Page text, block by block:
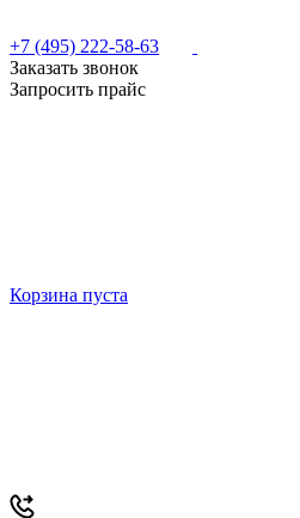
+7 (495) 222-58-63
Заказать звонок
Запросить прайс
Корзина пуста